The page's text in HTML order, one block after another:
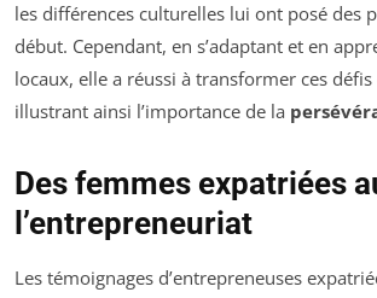
les différences culturelles lui ont posé des
début. Cependant, en s’adaptant et en
locaux, elle a réussi à transformer ces
illustrant ainsi l’importance de la
Des femmes expatriées
l’entrepreneuriat
Les témoignages d’entrepreneuses